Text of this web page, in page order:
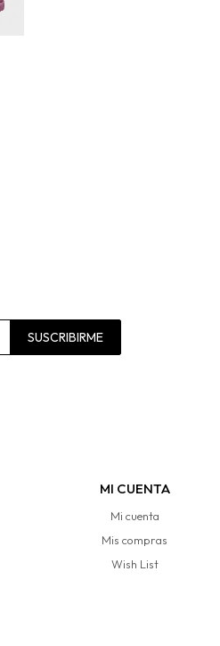
MI CUENTA
Mi cuenta
Mis compras
Wish List
SUSCRIBIRME